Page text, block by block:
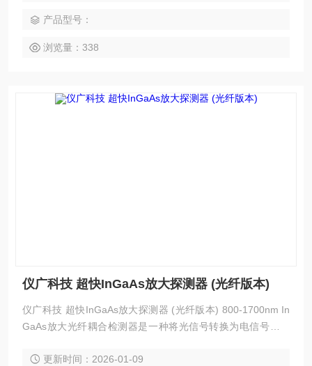
产品型号：
浏览量：338
仪广科技 超快InGaAs放大探测器 (光纤版本)
仪广科技 超快InGaAs放大探测器 (光纤版本) 800-1700nm In
GaAs放大光纤耦合检测器是一种将光信号转换为电信号进行
电路，使模块具有高增益、高带宽和低噪声。该探测器可用于
更新时间：2026-01-09